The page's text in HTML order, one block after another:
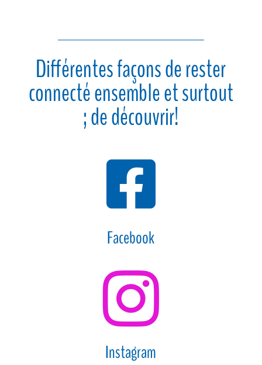
Différentes façons de rester
connecté ensemble et surtout
; de découvrir!

Facebook

Instagram